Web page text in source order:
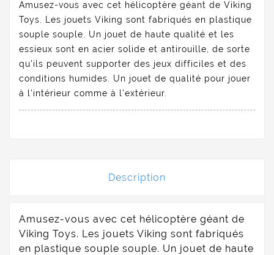
Amusez-vous avec cet hélicoptère géant de Viking
Toys. Les jouets Viking sont fabriqués en plastique
souple souple. Un jouet de haute qualité et les
essieux sont en acier solide et antirouille, de sorte
qu'ils peuvent supporter des jeux difficiles et des
conditions humides. Un jouet de qualité pour jouer
à l'intérieur comme à l'extérieur.
Description
Amusez-vous avec cet hélicoptère géant de
Viking Toys. Les jouets Viking sont fabriqués
en plastique souple souple. Un jouet de haute